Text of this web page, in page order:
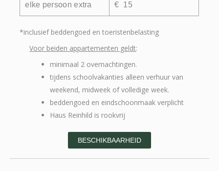
elke persoon extra € 15
*inclusief beddengoed en toeristenbelasting
Voor beiden appartementen geldt:
minimaal 2 overnachtingen.
tijdens schoolvakanties alleen verhuur van
weekend, midweek of volledige week.
beddengoed en eindschoonmaak verplicht
Haus Reinhild is rookvrij
BESCHIKBAARHEID